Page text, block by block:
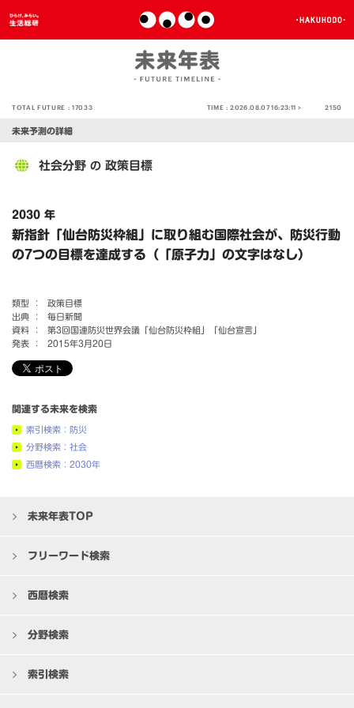
TOTAL FUTURE :17033 TIME :2026.08.07 16:23:11 > 2150
未来予測の詳細
社会分野 の 政策目標
2030 年
新指針「仙台防災枠組」に取り組む国際社会が、防災行動
の7つの目標を達成する（「原子力」の文字はなし）
類型 ：
政策目標
出典 ：
毎日新聞
資料 ：
第3回国連防災世界会議「仙台防災枠組」「仙台宣言」
発表 ：
2015年3月20日
関連する未来を検索
索引検索：防災
分野検索：社会
西暦検索：2030年
未来年表TOP
フリーワード検索
西暦検索
分野検索
索引検索